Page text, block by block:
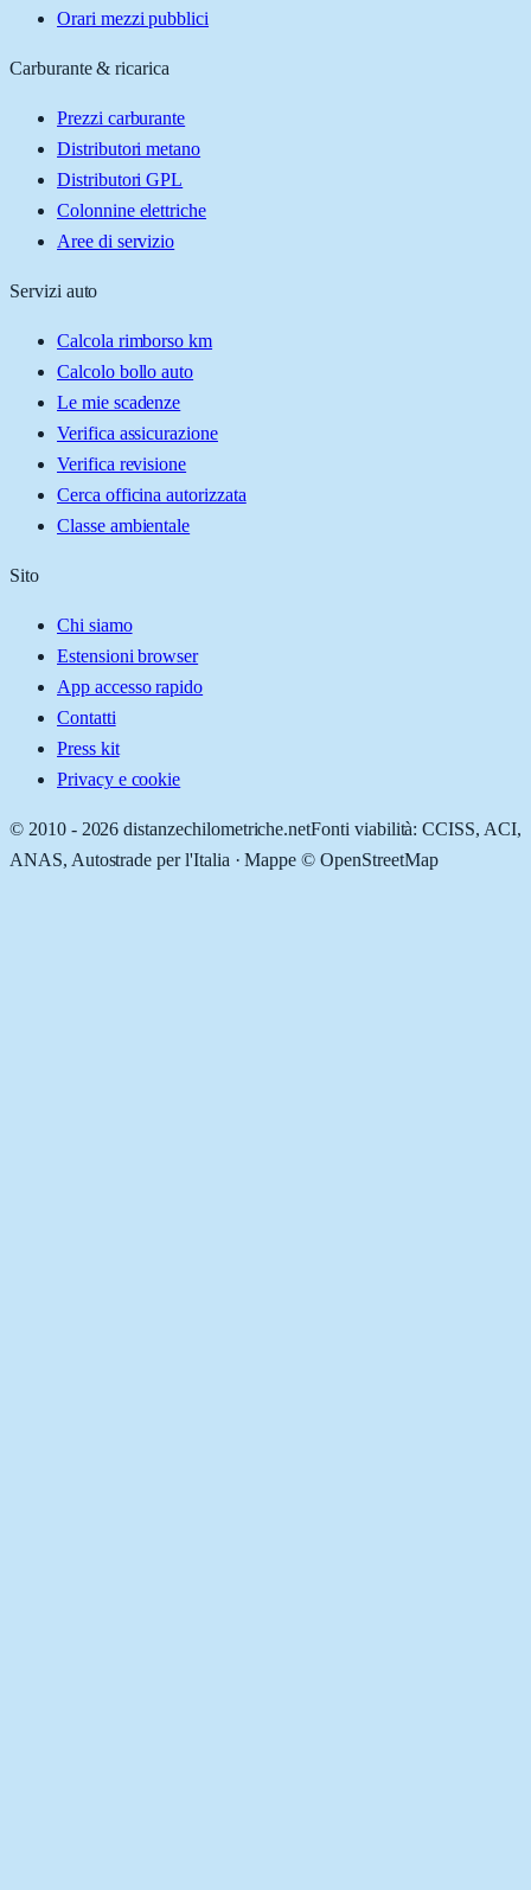
Orari mezzi pubblici
Carburante & ricarica
Prezzi carburante
Distributori metano
Distributori GPL
Colonnine elettriche
Aree di servizio
Servizi auto
Calcola rimborso km
Calcolo bollo auto
Le mie scadenze
Verifica assicurazione
Verifica revisione
Cerca officina autorizzata
Classe ambientale
Sito
Chi siamo
Estensioni browser
App accesso rapido
Contatti
Press kit
Privacy e cookie
© 2010 - 2026 distanzechilometriche.netFonti viabilità: CCISS, ACI,
ANAS, Autostrade per l'Italia · Mappe © OpenStreetMap